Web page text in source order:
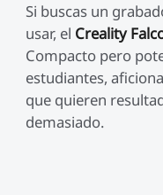
Si buscas un
usar, el Creality
Compacto pero
estudiantes,
que quieren
demasiado.